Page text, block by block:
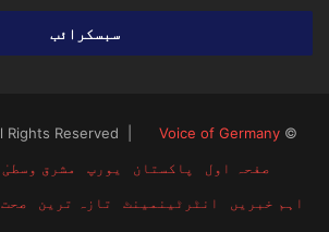
میل
پتا
© Copyright 2026, All Rights Reserved |
Voice of Germany
صفحہ اول
پاکستان یورپ مشرق وسطیٰ
اہم خبریں
انٹرٹینمینٹ تازہ ترین صحت